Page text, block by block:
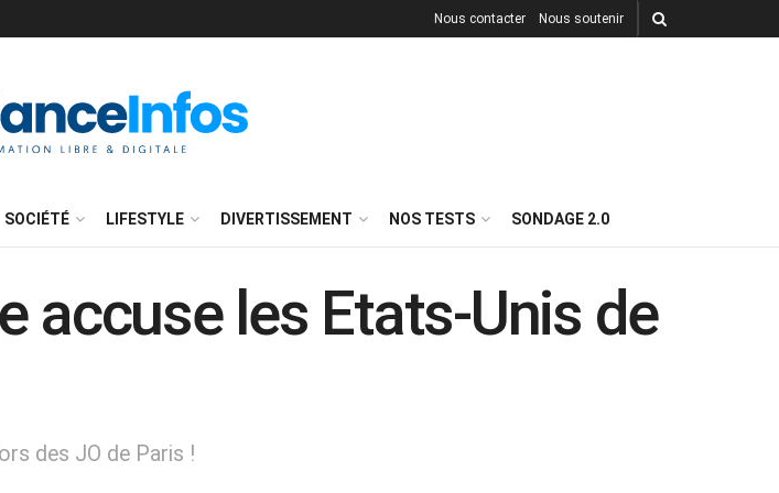
Nous contacter Nous soutenir
SOCIÉTÉ LIFESTYLE DIVERTISSEMENT NOS TESTS SONDAGE 2.0
accuse les Etats-Unis de
des JO de Paris !